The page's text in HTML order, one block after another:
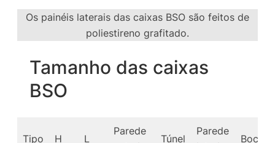
Os painéis laterais das caixas BSO são feitos de
poliestireno grafitado.
Tamanho das caixas
BSO
Tipo H L
Parede
Túnel
Parede